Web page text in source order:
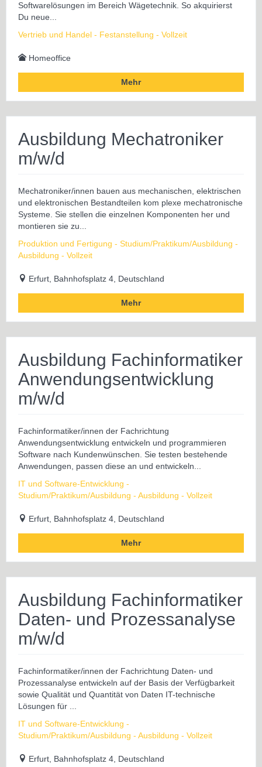
Softwarelösungen im Bereich Wägetechnik. So akquirierst
Du neue...
Vertrieb und Handel - Festanstellung - Vollzeit
Homeoffice
Mehr
Ausbildung Mechatroniker
m/w/d
Mechatroniker/innen bauen aus mechanischen, elektrischen
und elektronischen Bestandteilen kom­ plexe mechatronische
Systeme. Sie stellen die einzelnen Komponenten her und
montieren sie zu...
Produktion und Fertigung - Studium/Praktikum/Ausbildung -
Ausbildung - Vollzeit
Erfurt, Bahnhofsplatz 4, Deutschland
Mehr
Ausbildung Fachinformatiker
Anwendungsentwicklung
m/w/d
Fachinformatiker/innen der Fachrichtung
Anwendungsentwicklung entwickeln und programmieren
Software nach Kundenwünschen. Sie testen bestehende
Anwendungen, passen diese an und entwickeln...
IT und Software-Entwicklung -
Studium/Praktikum/Ausbildung - Ausbildung - Vollzeit
Erfurt, Bahnhofsplatz 4, Deutschland
Mehr
Ausbildung Fachinformatiker
Daten- und Prozessanalyse
m/w/d
Fachinformatiker/innen der Fachrichtung Daten- und
Prozessanalyse entwickeln auf der Basis der Verfügbarkeit
sowie Qualität und Quantität von Daten IT-technische
Lösungen für ...
IT und Software-Entwicklung -
Studium/Praktikum/Ausbildung - Ausbildung - Vollzeit
Erfurt, Bahnhofsplatz 4, Deutschland